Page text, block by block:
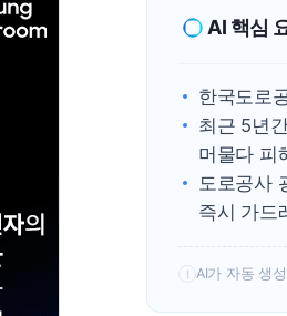
AI 핵심
한국도로
최근 5년
머물다 피
도로공사
즉시 가드
! AI가 자동 생